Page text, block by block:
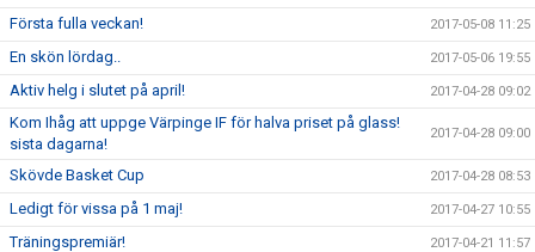
Första fulla veckan! 2017-05-08 11:25
En skön lördag.. 2017-05-06 19:55
Aktiv helg i slutet på april! 2017-04-28 09:02
Kom Ihåg att uppge Värpinge IF för halva priset på glass!
sista dagarna!
2017-04-28 09:00
Skövde Basket Cup 2017-04-28 08:53
Ledigt för vissa på 1 maj! 2017-04-27 10:55
Träningspremiär! 2017-04-21 11:57